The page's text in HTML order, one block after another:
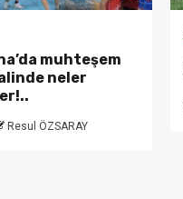
muhteşem
neler
Resul ÖZSARAY